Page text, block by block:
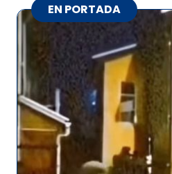
EN PORTADA